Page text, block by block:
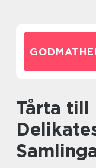
Tårta till många: En